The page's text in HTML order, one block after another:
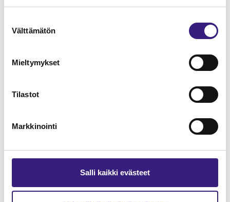
valinta
Välttämätön
Mieltymykset
Tilastot
Markkinointi
Salli kaikki evästeet
Verkkokauppa - kirjanpito ja
ARVONLISÄVERO